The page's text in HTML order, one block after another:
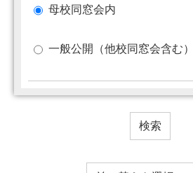
母校同窓会内
一般公開（他校同窓会含む）